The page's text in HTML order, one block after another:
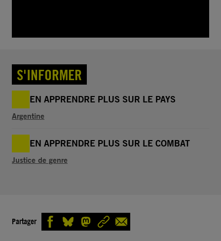
S'INFORMER
EN APPRENDRE PLUS SUR LE PAYS
Argentine
EN APPRENDRE PLUS SUR LE COMBAT
Justice de genre
Partager